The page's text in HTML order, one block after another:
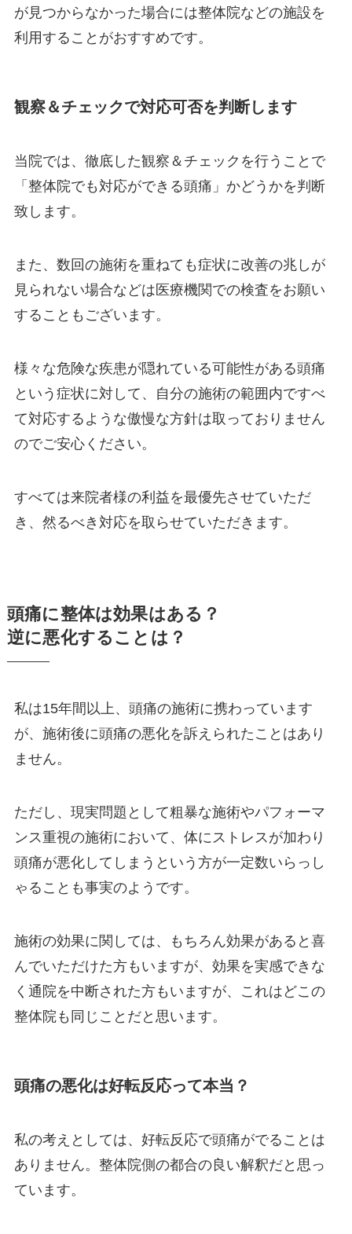
が見つからなかった場合には整体院などの施設を
利用することがおすすめです。
観察＆チェックで対応可否を判断します
当院では、徹底した観察＆チェックを行うことで
「整体院でも対応ができる頭痛」かどうかを判断
致します。
また、数回の施術を重ねても症状に改善の兆しが
見られない場合などは医療機関での検査をお願い
することもございます。
様々な危険な疾患が隠れている可能性がある頭痛
という症状に対して、自分の施術の範囲内ですべ
て対応するような傲慢な方針は取っておりません
のでご安心ください。
すべては来院者様の利益を最優先させていただ
き、然るべき対応を取らせていただきます。
頭痛に整体は効果はある？
逆に悪化することは？
私は15年間以上、頭痛の施術に携わっています
が、施術後に頭痛の悪化を訴えられたことはあり
ません。
ただし、現実問題として粗暴な施術やパフォーマ
ンス重視の施術において、体にストレスが加わり
頭痛が悪化してしまうという方が一定数いらっし
ゃることも事実のようです。
施術の効果に関しては、もちろん効果があると喜
んでいただけた方もいますが、効果を実感できな
く通院を中断された方もいますが、これはどこの
整体院も同じことだと思います。
頭痛の悪化は好転反応って本当？
私の考えとしては、好転反応で頭痛がでることは
ありません。整体院側の都合の良い解釈だと思っ
ています。